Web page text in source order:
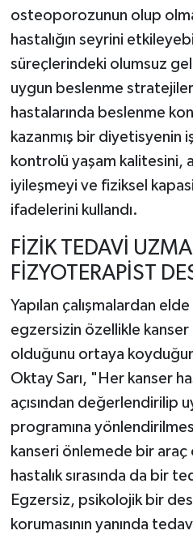
osteoporozunun olup
hastalığın seyrini
süreçlerindeki olumsuz
uygun beslenme
hastalarında beslenme
kazanmış bir diyetisyenin
kontrolü yaşam kalitesini,
iyileşmeyi ve fiziksel
ifadelerini kullandı.
FİZİK TEDAVİ
FİZYOTERAPİST
Yapılan çalışmalardan
egzersizin özellikle kanser
olduğunu ortaya
Oktay Sarı, "Her kanser
açısından değerlendirilip
programına
kanseri önlemede bir araç
hastalık sırasında da bir
Egzersiz, psikolojik bir
korumasının yanında